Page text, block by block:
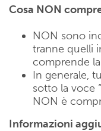
Cosa NON
NON sono
tranne quelli
comprende
In generale,
sotto la voce
NON è
Informazioni